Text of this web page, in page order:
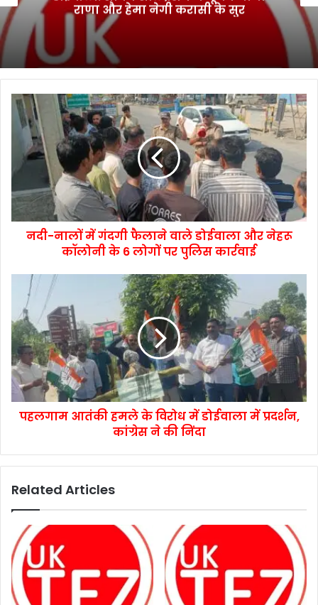
राणा और हेमा नेगी करासी के सुर
नदी-नालों में गंदगी फैलाने वाले डोईवाला और नेहरू
कॉलोनी के 6 लोगों पर पुलिस कार्रवाई
पहलगाम आतंकी हमले के विरोध में डोईवाला में प्रदर्शन,
कांग्रेस ने की निंदा
Related Articles